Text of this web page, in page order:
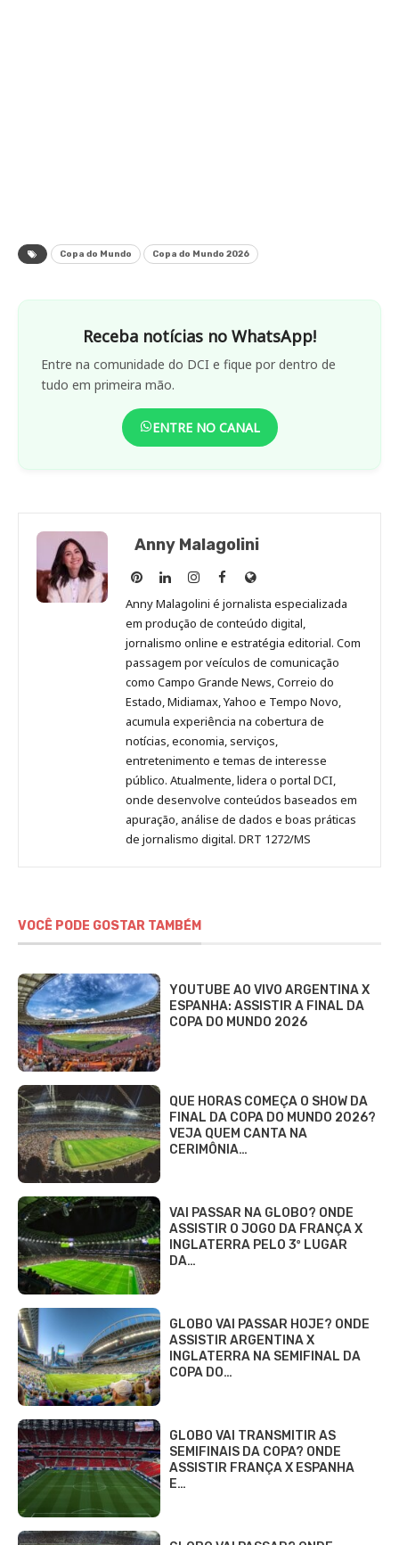
Copa do Mundo Copa do Mundo 2026
Receba notícias no WhatsApp!
Entre na comunidade do DCI e fique por dentro de
tudo em primeira mão.
ENTRE NO CANAL
Anny Malagolini
Anny
Malagolini
no
Pinterest
Anny
Malagolini
no
LinkedIn
Anny
Malagolini
no
Instagram
Anny
Malagolini
no
Facebook
Site
de
Anny
Malagolini
Anny Malagolini é jornalista especializada
em produção de conteúdo digital,
jornalismo online e estratégia editorial. Com
passagem por veículos de comunicação
como Campo Grande News, Correio do
Estado, Midiamax, Yahoo e Tempo Novo,
acumula experiência na cobertura de
notícias, economia, serviços,
entretenimento e temas de interesse
público. Atualmente, lidera o portal DCI,
onde desenvolve conteúdos baseados em
apuração, análise de dados e boas práticas
de jornalismo digital. DRT 1272/MS
VOCÊ PODE GOSTAR TAMBÉM
YOUTUBE AO VIVO ARGENTINA X
ESPANHA: ASSISTIR A FINAL DA
COPA DO MUNDO 2026
QUE HORAS COMEÇA O SHOW DA
FINAL DA COPA DO MUNDO 2026?
VEJA QUEM CANTA NA
CERIMÔNIA…
VAI PASSAR NA GLOBO? ONDE
ASSISTIR O JOGO DA FRANÇA X
INGLATERRA PELO 3º LUGAR
DA…
GLOBO VAI PASSAR HOJE? ONDE
ASSISTIR ARGENTINA X
INGLATERRA NA SEMIFINAL DA
COPA DO…
GLOBO VAI TRANSMITIR AS
SEMIFINAIS DA COPA? ONDE
ASSISTIR FRANÇA X ESPANHA
E…